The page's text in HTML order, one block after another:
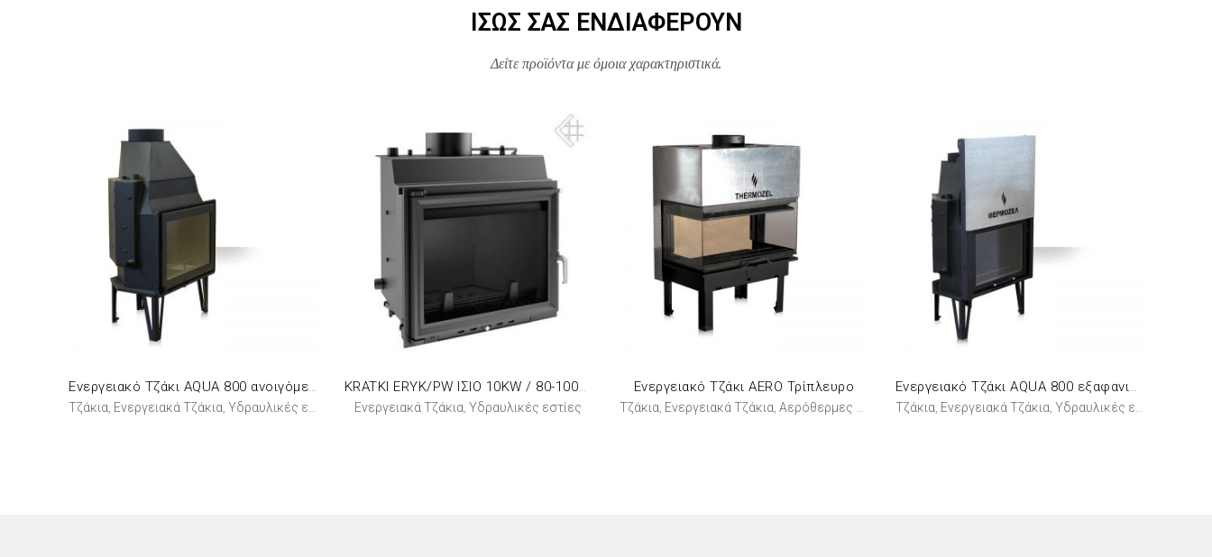
ΊΣΩΣ ΣΑΣ ΕΝΔΙΑΦΈΡΟΥΝ
Δείτε προϊόντα με όμοια χαρακτηριστικά.
Τζάκια Ενεργειακά Τζάκια Υδραυλικές εστίες
Ενεργειακά Τζάκια Υδραυλικές εστίες
Ενεργειακό Τζάκι AERO Τρίπλευρο
Τζάκια Ενεργειακά Τζάκια Αερόθερμες εστίες
Τζάκια Ενεργειακά Τζάκια Υδραυλικές εστίες